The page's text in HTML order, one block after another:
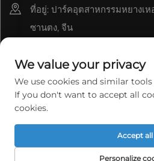
ที่อยู่: ปาร์คอุตสาหกรรมหยางเห
ซานตง, จีน
[email protected]
ลิขสิทธิ์ © WeiFang Yag Power
นโยบายความเป็นส่วนตัว
We value your privacy
We use cookies and similar
If you don't want to accept all
cookies.
Personalize
Accept all